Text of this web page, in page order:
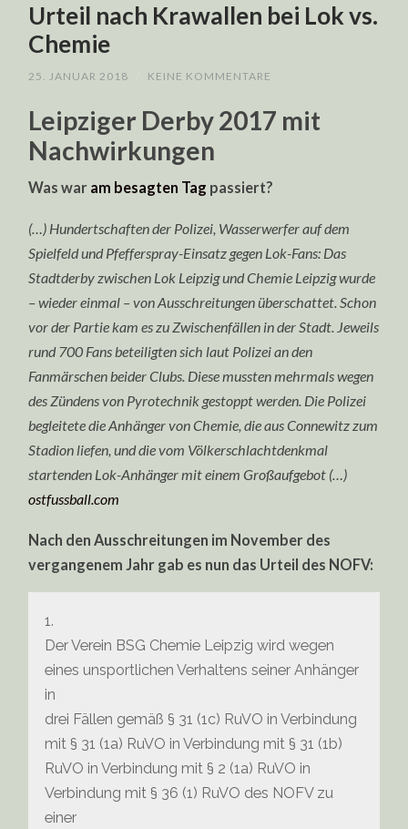
Urteil nach Krawallen bei Lok vs.
Chemie
25. JANUAR 2018 KEINE KOMMENTARE
Leipziger Derby 2017 mit
Nachwirkungen
Was war am besagten Tag passiert?
(…) Hundertschaften der Polizei, Wasserwerfer auf dem
Spielfeld und Pfefferspray-Einsatz gegen Lok-Fans: Das
Stadtderby zwischen Lok Leipzig und Chemie Leipzig wurde
– wieder einmal – von Ausschreitungen überschattet. Schon
vor der Partie kam es zu Zwischenfällen in der Stadt. Jeweils
rund 700 Fans beteiligten sich laut Polizei an den
Fanmärschen beider Clubs. Diese mussten mehrmals wegen
des Zündens von Pyrotechnik gestoppt werden. Die Polizei
begleitete die Anhänger von Chemie, die aus Connewitz zum
Stadion liefen, und die vom Völkerschlachtdenkmal
startenden Lok-Anhänger mit einem Großaufgebot (…)
ostfussball.com
Nach den Ausschreitungen im November des
vergangenem Jahr gab es nun das Urteil des NOFV:
1.
Der Verein BSG Chemie Leipzig wird wegen
eines unsportlichen Verhaltens seiner Anhänger
in
drei Fällen gemäß § 31 (1c) RuVO in Verbindung
mit § 31 (1a) RuVO in Verbindung mit § 31 (1b)
RuVO in Verbindung mit § 2 (1a) RuVO in
Verbindung mit § 36 (1) RuVO des NOFV zu
einer